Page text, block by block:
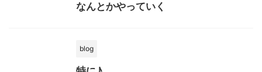
なんとかやっていく
blog